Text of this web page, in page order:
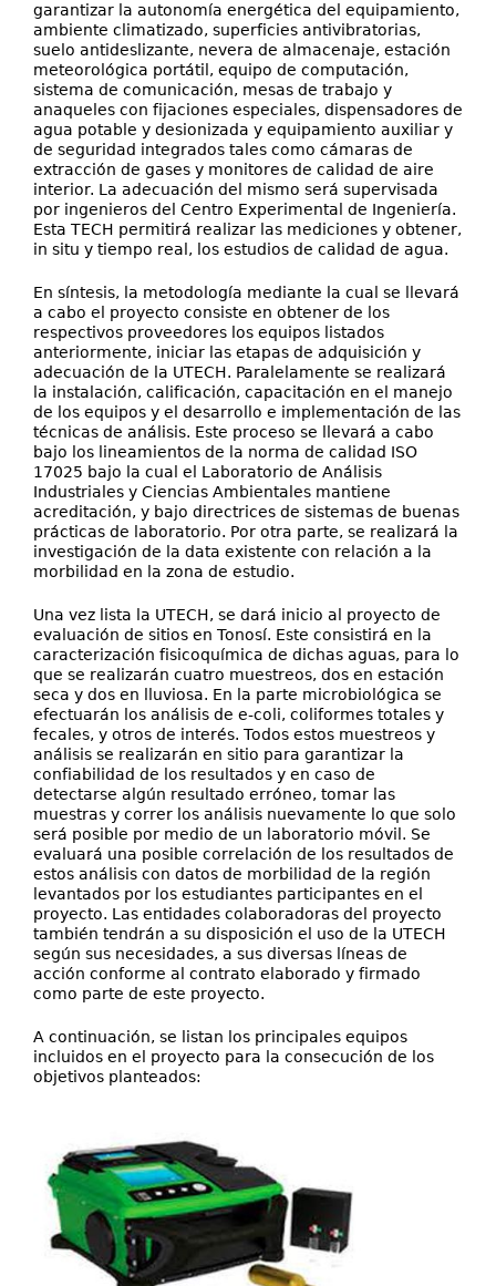
garantizar la autonomía energética del equipamiento,
ambiente climatizado, superficies antivibratorias,
suelo antideslizante, nevera de almacenaje, estación
meteorológica portátil, equipo de computación,
sistema de comunicación, mesas de trabajo y
anaqueles con fijaciones especiales, dispensadores de
agua potable y desionizada y equipamiento auxiliar y
de seguridad integrados tales como cámaras de
extracción de gases y monitores de calidad de aire
interior. La adecuación del mismo será supervisada
por ingenieros del Centro Experimental de Ingeniería.
Esta TECH permitirá realizar las mediciones y obtener,
in situ y tiempo real, los estudios de calidad de agua.
En síntesis, la metodología mediante la cual se llevará
a cabo el proyecto consiste en obtener de los
respectivos proveedores los equipos listados
anteriormente, iniciar las etapas de adquisición y
adecuación de la UTECH. Paralelamente se realizará
la instalación, calificación, capacitación en el manejo
de los equipos y el desarrollo e implementación de las
técnicas de análisis. Este proceso se llevará a cabo
bajo los lineamientos de la norma de calidad ISO
17025 bajo la cual el Laboratorio de Análisis
Industriales y Ciencias Ambientales mantiene
acreditación, y bajo directrices de sistemas de buenas
prácticas de laboratorio. Por otra parte, se realizará la
investigación de la data existente con relación a la
morbilidad en la zona de estudio.
Una vez lista la UTECH, se dará inicio al proyecto de
evaluación de sitios en Tonosí. Este consistirá en la
caracterización fisicoquímica de dichas aguas, para lo
que se realizarán cuatro muestreos, dos en estación
seca y dos en lluviosa. En la parte microbiológica se
efectuarán los análisis de e-coli, coliformes totales y
fecales, y otros de interés. Todos estos muestreos y
análisis se realizarán en sitio para garantizar la
confiabilidad de los resultados y en caso de
detectarse algún resultado erróneo, tomar las
muestras y correr los análisis nuevamente lo que solo
será posible por medio de un laboratorio móvil. Se
evaluará una posible correlación de los resultados de
estos análisis con datos de morbilidad de la región
levantados por los estudiantes participantes en el
proyecto. Las entidades colaboradoras del proyecto
también tendrán a su disposición el uso de la UTECH
según sus necesidades, a sus diversas líneas de
acción conforme al contrato elaborado y firmado
como parte de este proyecto.
A continuación, se listan los principales equipos
incluidos en el proyecto para la consecución de los
objetivos planteados: